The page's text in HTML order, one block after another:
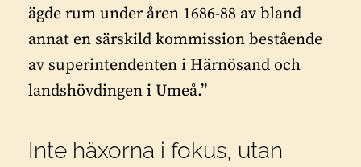
ägde rum under åren 1686-88 av bland
annat en särskild kommission bestående
av superintendenten i Härnösand och
landshövdingen i Umeå.”
Inte häxorna i fokus, utan